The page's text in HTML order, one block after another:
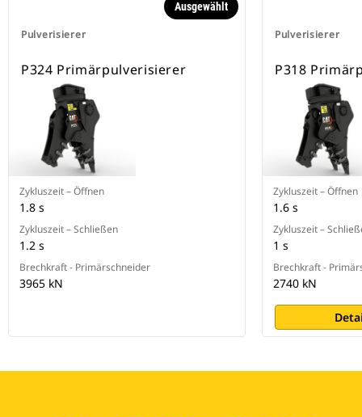
Pulverisierer
Ausgewählt
P324 Primärpulverisierer
Zykluszeit – Öffnen
1.8 s
Zykluszeit – Schließen
1.2 s
Brechkraft - Primärschneider
3965 kN
Pulverisierer
P318
Zykluszeit – Öffnen
1.6 s
Zykluszeit –
1 s
Brechkraft -
2740 kN